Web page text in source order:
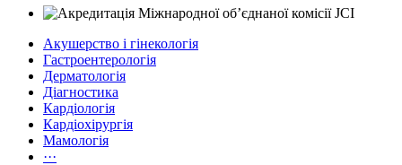
Акушерство і гінекологія
Гастроентерологія
Дерматологія
Діагностика
Кардіологія
Кардіохірургія
Мамологія
···